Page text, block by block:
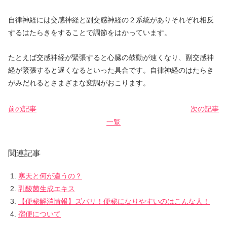
自律神経には交感神経と副交感神経の２系統がありそれぞれ相反
するはたらきをすることで調節をはかっています。
たとえば交感神経が緊張すると心臓の鼓動が速くなり、副交感神
経が緊張すると遅くなるといった具合です。自律神経のはたらき
がみだれるとさまざまな変調がおこります。
前の記事
次の記事
一覧
関連記事
寒天と何が違うの？
乳酸菌生成エキス
【便秘解消情報】ズバリ！便秘になりやすいのはこんな人！
宿便について